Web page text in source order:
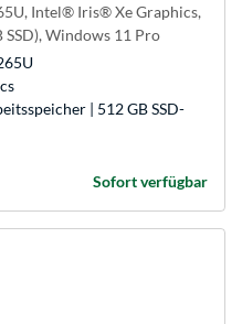
Intel® Iris® Xe Graphics,
SSD), Windows 11 Pro
| 512 GB SSD-
Sofort verfügbar